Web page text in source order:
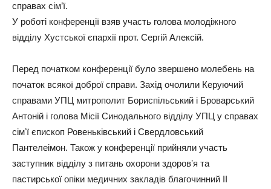
справах сім’ї.
У роботі конференції взяв участь голова молодіжного
відділу Хустської єпархії прот. Сергій Алексій.
Перед початком конференції було звершено молебень на
початок всякої доброї справи. Захід очолили Керуючий
справами УПЦ митрополит Бориспільський і Броварський
Антоній і голова Місії Синодального відділу УПЦ у справах
сімʼї єпископ Ровеньківський і Свердловський
Пантелеімон. Також у конференції прийняли участь
заступник відділу з питань охорони здоровʼя та
пастирської опіки медичних закладів благочинний ІІ